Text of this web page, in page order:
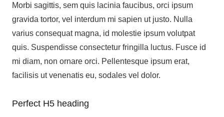
Morbi sagittis, sem quis lacinia faucibus, orci ipsum
gravida tortor, vel interdum mi sapien ut justo. Nulla
varius consequat magna, id molestie ipsum volutpat
quis. Suspendisse consectetur fringilla luctus. Fusce id
mi diam, non ornare orci. Pellentesque ipsum erat,
facilisis ut venenatis eu, sodales vel dolor.
Perfect H5 heading